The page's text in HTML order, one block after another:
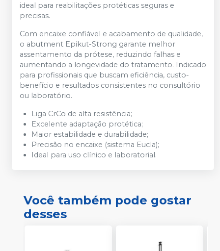
ideal para reabilitações protéticas seguras e
precisas.
Com encaixe confiável e acabamento de qualidade,
o abutment Epikut-Strong garante melhor
assentamento da prótese, reduzindo falhas e
aumentando a longevidade do tratamento. Indicado
para profissionais que buscam eficiência, custo-
benefício e resultados consistentes no consultório
ou laboratório.
Liga CrCo de alta resistência;
Excelente adaptação protética;
Maior estabilidade e durabilidade;
Precisão no encaixe (sistema Eucla);
Ideal para uso clínico e laboratorial.
Você também pode gostar
desses